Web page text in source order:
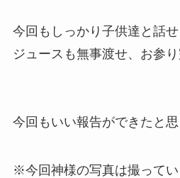
今回もしっかり子供達と話せ
ジュースも無事渡せ、お参り
今回もいい報告ができたと思
※今回神様の写真は撮ってい